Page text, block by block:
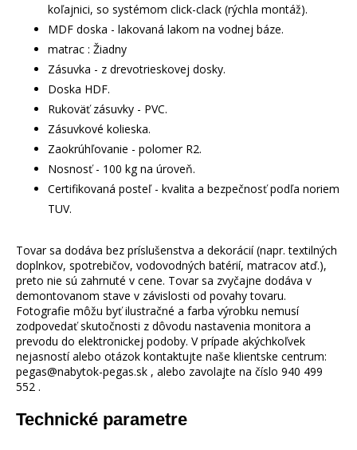
koľajnici, so systémom click-clack (rýchla montáž).
MDF doska - lakovaná lakom na vodnej báze.
matrac : Žiadny
Zásuvka - z drevotrieskovej dosky.
Doska HDF.
Rukoväť zásuvky - PVC.
Zásuvkové kolieska.
Zaokrúhľovanie - polomer R2.
Nosnosť - 100 kg na úroveň.
Certifikovaná posteľ - kvalita a bezpečnosť podľa noriem
TUV.
Tovar sa dodáva bez príslušenstva a dekorácií (napr. textilných
doplnkov, spotrebičov, vodovodných batérií, matracov atď.),
preto nie sú zahrnuté v cene. Tovar sa zvyčajne dodáva v
demontovanom stave v závislosti od povahy tovaru.
Fotografie môžu byť ilustračné a farba výrobku nemusí
zodpovedať skutočnosti z dôvodu nastavenia monitora a
prevodu do elektronickej podoby. V prípade akýchkoľvek
nejasností alebo otázok kontaktujte naše klientske centrum:
pegas@nabytok-pegas.sk , alebo zavolajte na číslo 940 499
552 .
Technické parametre